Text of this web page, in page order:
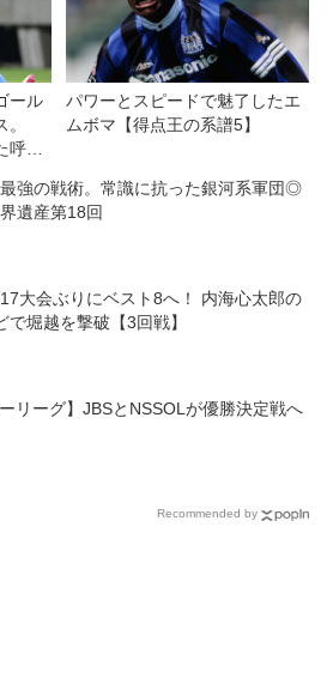
ール
呼ば
パワーとスピードで魅了したエ
ムボマ【得点王の系譜5】
強の戦術。常識に抗った銀河系軍団◎
遺産第18回
大会ぶりにベスト8へ！ 内海心太郎の
で堀越を撃破【3回戦】
ーリーグ】JBSとNSSOLが優勝決定戦へ
Recommended by